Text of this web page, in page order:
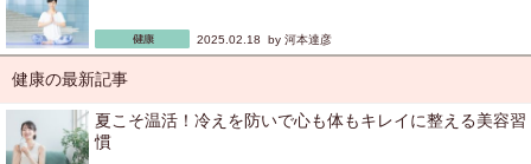
2025.02.18 by 河本達彦
健康の最新記事
夏こそ温活！冷えを防いで心も体もキレイに整える美容習
慣